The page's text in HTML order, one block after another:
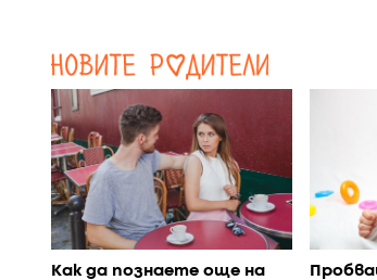
Как да познаете още на